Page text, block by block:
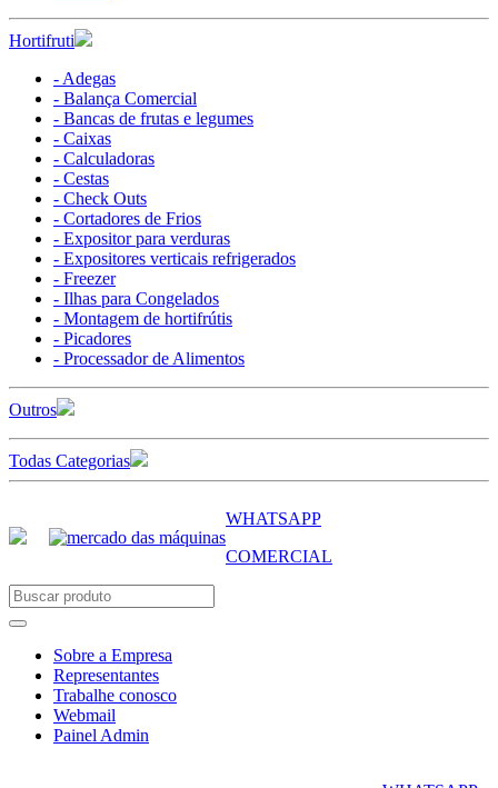
Hortifruti
- Adegas
- Balança Comercial
- Bancas de frutas e legumes
- Caixas
- Calculadoras
- Cestas
- Check Outs
- Cortadores de Frios
- Expositor para verduras
- Expositores verticais refrigerados
- Freezer
- Ilhas para Congelados
- Montagem de hortifrútis
- Picadores
- Processador de Alimentos
Outros
Todas Categorias
WHATSAPP
COMERCIAL
Sobre a Empresa
Representantes
Trabalhe conosco
Webmail
Painel Admin